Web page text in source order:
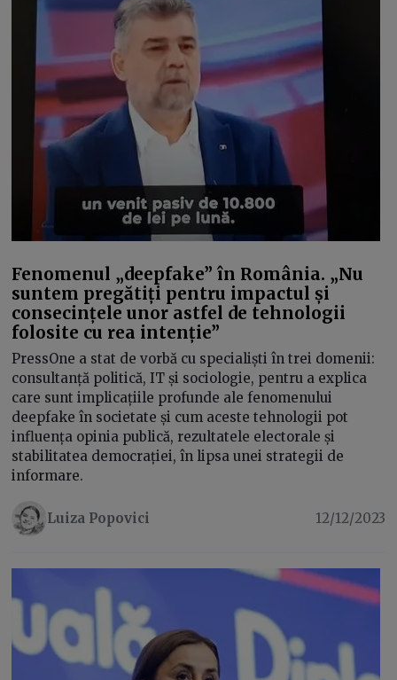
Fenomenul „deepfake” în România. „Nu
suntem pregătiți pentru impactul și
consecințele unor astfel de tehnologii
folosite cu rea intenție”
PressOne a stat de vorbă cu specialiști în trei domenii:
consultanță politică, IT și sociologie, pentru a explica
care sunt implicațiile profunde ale fenomenului
deepfake în societate și cum aceste tehnologii pot
influența opinia publică, rezultatele electorale și
stabilitatea democrației, în lipsa unei strategii de
informare.
Luiza Popovici 12/12/2023